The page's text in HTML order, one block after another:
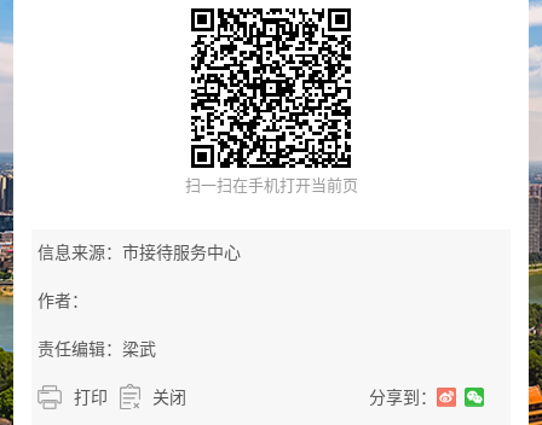
扫一扫在手机打开当前页
信息来源：市接待服务中心
作者：
责任编辑：梁武
打印 关闭 分享到：